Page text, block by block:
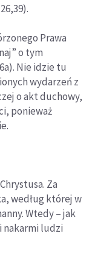
Prawa
o tym
Nie idzie tu
wydarzeń z
o akt duchowy,
ponieważ
Za
według której w
Wtedy – jak
nakarmi ludzi